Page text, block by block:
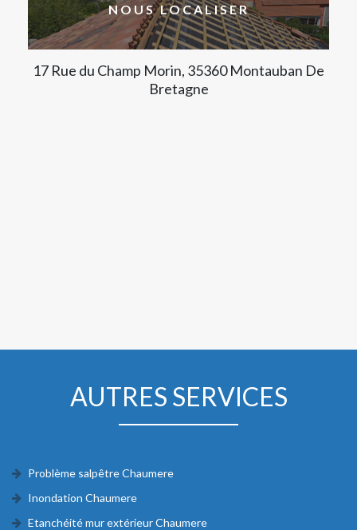
NOUS LOCALISER
17 Rue du Champ Morin, 35360 Montauban De
Bretagne
AUTRES SERVICES
Problème salpêtre Chaumere
Inondation Chaumere
Etanchéité mur extérieur Chaumere